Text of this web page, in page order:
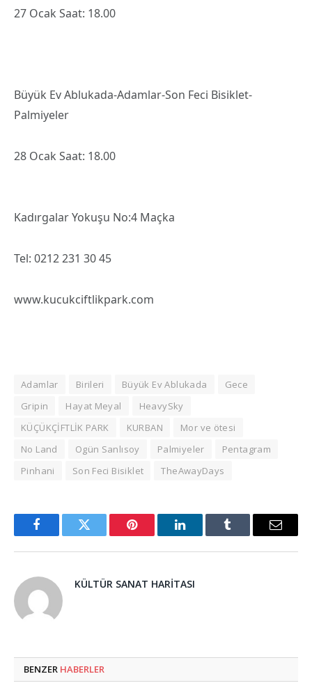
27 Ocak Saat: 18.00
Büyük Ev Ablukada-Adamlar-Son Feci Bisiklet-
Palmiyeler
28 Ocak Saat: 18.00
Kadırgalar Yokuşu No:4 Maçka
Tel: 0212 231 30 45
www.kucukciftlikpark.com
Adamlar Birileri Büyük Ev Ablukada
Gece
Gripin
Hayat Meyal
HeavySky
KÜÇÜKÇİFTLİK PARK
KURBAN
Mor ve ötesi
No Land
Ogün Sanlısoy Palmiyeler
Pentagram
Pinhani
Son Feci Bisiklet TheAwayDays
FacebookTwitter Pinterest LinkedInTumblr Email
KÜLTÜR SANAT HARITASI
BENZER HABERLER